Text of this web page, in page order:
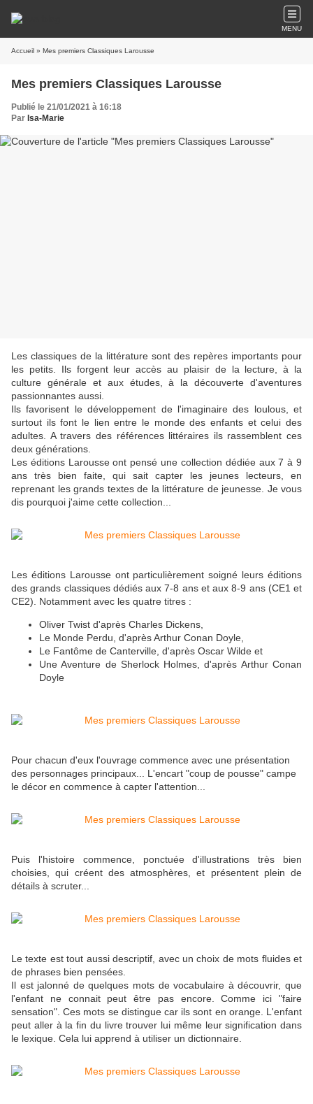
MENU
Accueil » Mes premiers Classiques Larousse
Mes premiers Classiques Larousse
Publié le 21/01/2021 à 16:18
Par Isa-Marie
Les classiques de la littérature sont des repères importants pour
les petits. Ils forgent leur accès au plaisir de la lecture, à la
culture générale et aux études, à la découverte d'aventures
passionnantes aussi.
Ils favorisent le développement de l'imaginaire des loulous, et
surtout ils font le lien entre le monde des enfants et celui des
adultes. A travers des références littéraires ils rassemblent ces
deux générations.
Les éditions Larousse ont pensé une collection dédiée aux 7 à 9
ans très bien faite, qui sait capter les jeunes lecteurs, en
reprenant les grands textes de la littérature de jeunesse. Je vous
dis pourquoi j'aime cette collection...
Les éditions Larousse ont particulièrement soigné leurs éditions
des grands classiques dédiés aux 7-8 ans et aux 8-9 ans (CE1 et
CE2). Notamment avec les quatre titres :
Oliver Twist d'après Charles Dickens,
Le Monde Perdu, d'après Arthur Conan Doyle,
Le Fantôme de Canterville, d'après Oscar Wilde et
Une Aventure de Sherlock Holmes, d'après Arthur Conan
Doyle
Pour chacun d'eux l'ouvrage commence avec une présentation
des personnages principaux... L'encart "coup de pousse" campe
le décor en commence à capter l'attention...
Puis l'histoire commence, ponctuée d'illustrations très bien
choisies, qui créent des atmosphères, et présentent plein de
détails à scruter...
Le texte est tout aussi descriptif, avec un choix de mots fluides et
de phrases bien pensées.
Il est jalonné de quelques mots de vocabulaire à découvrir, que
l'enfant ne connait peut être pas encore. Comme ici "faire
sensation". Ces mots se distingue car ils sont en orange. L'enfant
peut aller à la fin du livre trouver lui même leur signification dans
le lexique. Cela lui apprend à utiliser un dictionnaire.